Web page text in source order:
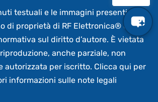
testuali e le immagini presenti su
di proprietà di RF Elettronica®e sono
sul diritto d’autore. È vietata
anche parziale, non
autorizzata per iscritto. Clicca qui per
informazioni sulle note legali